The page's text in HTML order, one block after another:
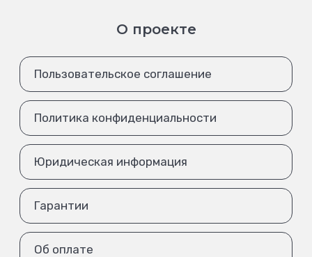
О проекте
Пользовательское соглашение
Политика конфиденциальности
Юридическая информация
Гарантии
Об оплате